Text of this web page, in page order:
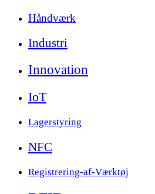
Håndværk
Industri
Innovation
IoT
Lagerstyring
NFC
Registrering-af-Værktøj